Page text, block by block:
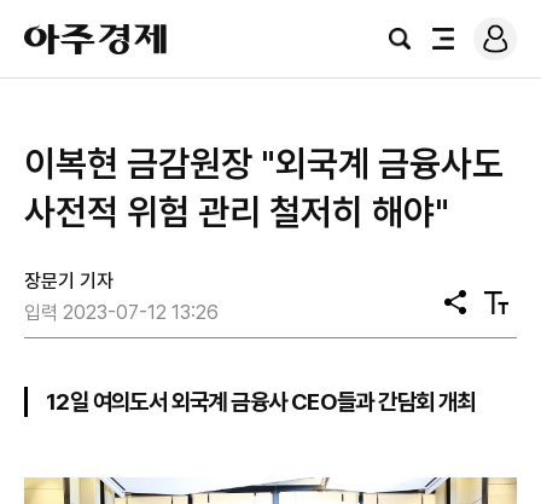
아
주
경
검
전
로
그
​이복현 금감원장 "외국계 금융사도
사전적 위험 관리 철저히 해야"
장문기 기자
입력 2023-07-12 13:26
공
유
텍
스
12일 여의도서 외국계 금융사 CEO들과 간담회 개최